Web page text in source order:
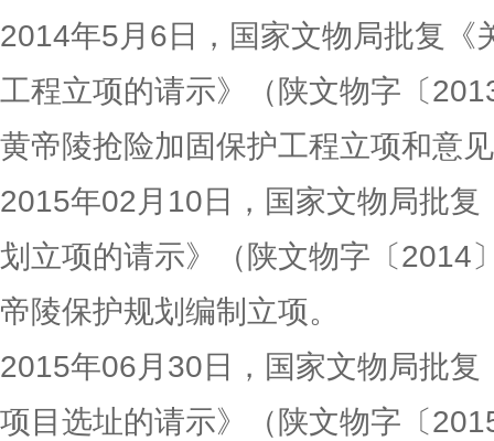
2014年5月6日，国家文物局批复《
工程立项的请示》（陕文物字〔
黄帝陵抢险加固保护工程立项和意
2015年02月10日，国家文物局批复
划立项的请示》（陕文物字〔2014
帝陵保护规划编制立项。
2015年06月30日，国家文物局批复
项目选址的请示》（陕文物字〔